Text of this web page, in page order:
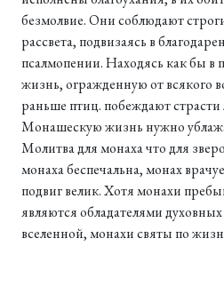
безмолвие. Они соблюдают
рассвета, подвизаясь в
псалмопении. Находясь как бы в
жизнь, огражденную от всякого
раньше птиц. побеждают страсти
Монашескую жизнь нужно
Молитва для монаха что для
монаха беспечальна, монах
подвиг велик. Хотя монахи
являются обладателями
вселенной, монахи святы по